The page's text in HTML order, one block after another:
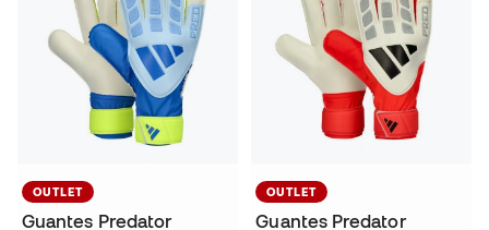
OUTLET
Guantes Predator
OUTLET
Guantes Predator